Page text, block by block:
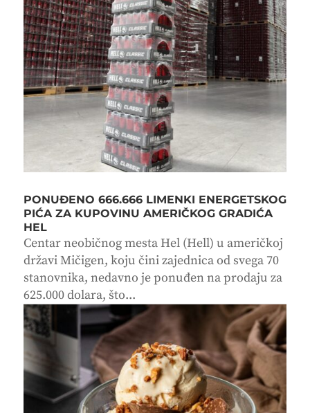
PONUĐENO 666.666 LIMENKI ENERGETSKOG
PIĆA ZA KUPOVINU AMERIČKOG GRADIĆA
HEL
Centar neobičnog mesta Hel (Hell) u američkoj
državi Mičigen, koju čini zajednica od svega 70
stanovnika, nedavno je ponuđen na prodaju za
625.000 dolara, što...